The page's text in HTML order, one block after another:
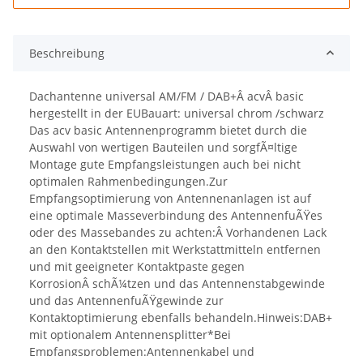
Beschreibung
Dachantenne universal AM/FM / DAB+Â acvÂ basic
hergestellt in der EUBauart: universal chrom /schwarz
Das acv basic Antennenprogramm bietet durch die
Auswahl von wertigen Bauteilen und sorgfÃ¤ltige
Montage gute Empfangsleistungen auch bei nicht
optimalen Rahmenbedingungen.Zur
Empfangsoptimierung von Antennenanlagen ist auf
eine optimale Masseverbindung des AntennenfuÃŸes
oder des Massebandes zu achten:Â Vorhandenen Lack
an den Kontaktstellen mit Werkstattmitteln entfernen
und mit geeigneter Kontaktpaste gegen
KorrosionÂ schÃ¼tzen und das Antennenstabgewinde
und das AntennenfuÃŸgewinde zur
Kontaktoptimierung ebenfalls behandeln.Hinweis:DAB+
mit optionalem Antennensplitter*Bei
Empfangsproblemen:Antennenkabel und